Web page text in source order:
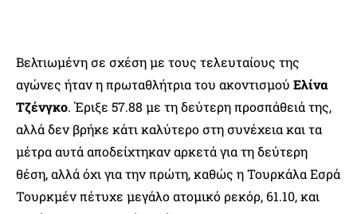
Βελτιωμένη σε σχέση με τους τελευταίους της
αγώνες ήταν η πρωταθλήτρια του ακοντισμού Ελίνα
Τζένγκο. Έριξε 57.88 με τη δεύτερη προσπάθειά της,
αλλά δεν βρήκε κάτι καλύτερο στη συνέχεια και τα
μέτρα αυτά αποδείχτηκαν αρκετά για τη δεύτερη
θέση, αλλά όχι για την πρώτη, καθώς η Τουρκάλα Εσρά
Τουρκμέν πέτυχε μεγάλο ατομικό ρεκόρ, 61.10, και